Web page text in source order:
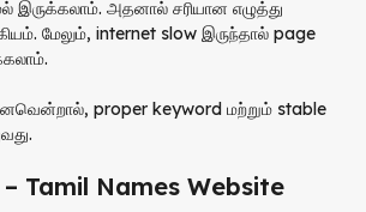
இருக்கலாம். அதனால் சரியான எழுத்து
மேலும், internet slow இருந்தால் page
proper keyword மற்றும் stable
Tamil Names Website